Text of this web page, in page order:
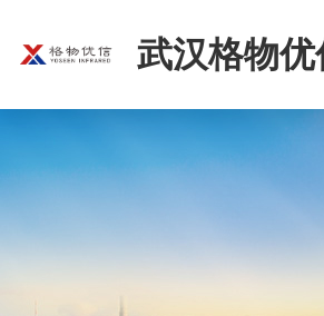
武汉格物